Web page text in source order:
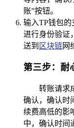
账”按钮。
输入TP钱包
进行身份验证
送到 区块链网
第三步：耐
转账请求
确认，确认时
续费高低的影
中，确认时间